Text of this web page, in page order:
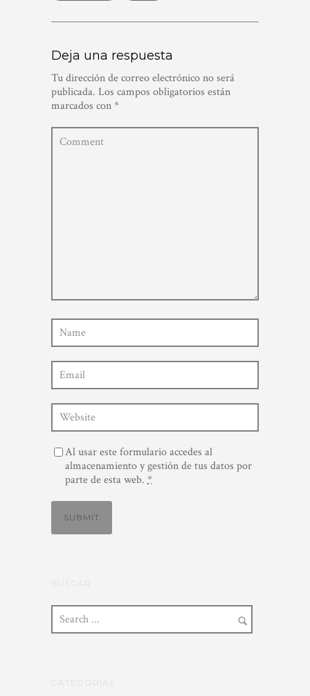
Deja una respuesta
Tu dirección de correo electrónico no será
publicada. Los campos obligatorios están
marcados con*
Al usar este formulario accedes al
almacenamiento y gestión de tus datos por
parte de esta web. *